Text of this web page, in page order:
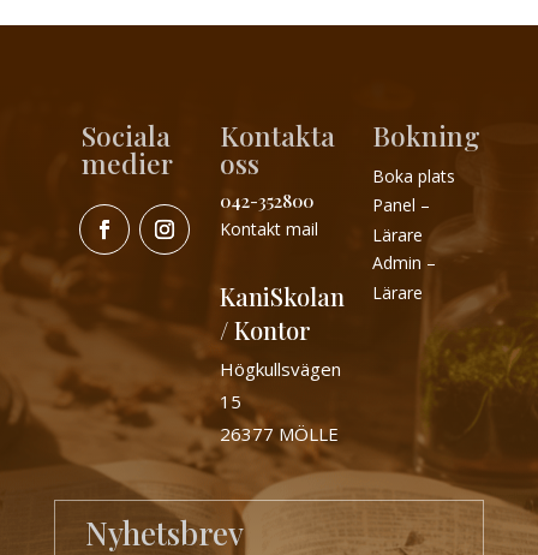
Sociala
medier
Kontakta
oss
042-352800
Kontakt mail
KaniSkolan
/ Kontor
Högkullsvägen
15
26377 MÖLLE
Bokning
Boka plats
Panel –
Lärare
Admin –
Lärare
Nyhetsbrev